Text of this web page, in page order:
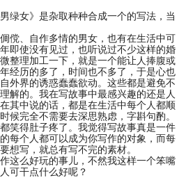
绿女》是杂取种种合成一个的写法，当
倜傥、自作多情的男女，也有在生活中可
即使没有见过，也听说过不少这样的婚
整理加工一下，就是一个能让人捧腹或
经历的多了，时间也不多了，于是心也
外界的诱惑蠢蠢欲动。这些都是避免不
解的。我在写故事中最感兴趣的还是人
其中说的话，都是在生活中每个人都顺
候完全不需要去深思熟虑，字斟句酌。
笑得肚子疼了。我觉得写故事真是一件
每个人都可以成为你写作的对象，而每
想写，就总有写不完的素材。
么好玩的事儿，不然我这样一个笨嘴
可干点什么好呢？